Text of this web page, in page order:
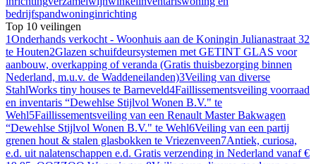
bedrijfspandwoninginrichting
Top 10 veilingen
1Onderhands verkocht - Woonhuis aan de Koningin Julianastraat 32
te Houten2Glazen schuifdeursystemen met GETINT GLAS voor
aanbouw, overkapping of veranda (Gratis thuisbezorging binnen
Nederland, m.u.v. de Waddeneilanden)3Veiling van diverse
StahlWorks tiny houses te Barneveld4Faillissementsveiling voorraad
en inventaris “Dewehlse Stijlvol Wonen B.V." te
Wehl5Faillissementsveiling van een Renault Master Bakwagen
“Dewehlse Stijlvol Wonen B.V." te Wehl6Veiling van een partij
grenen hout & stalen glasbokken te Vriezenveen7Antiek, curiosa,
e.d. uit nalatenschappen e.d. Gratis verzending in Nederland vanaf €